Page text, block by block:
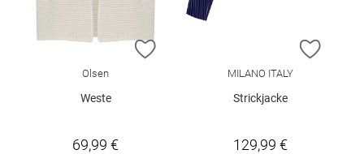
ZUR WUNSCHLISTE HINZUFÜGEN
Olsen
Weste
69,99 €
ZUR
MILANO ITALY
Strickjacke
129,99 €